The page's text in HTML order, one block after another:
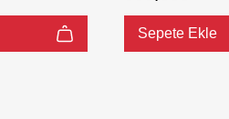
Sepete Ekle